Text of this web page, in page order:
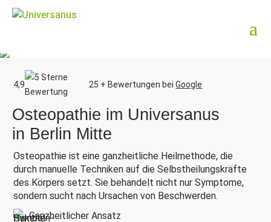
4,9 25 + Bewertungen beiGoogle
Osteopathie im Universanus
in Berlin Mitte
Osteopathie ist eine ganzheitliche Heilmethode, die
durch manuelle Techniken auf die Selbstheilungskräfte
des Körpers setzt. Sie behandelt nicht nur Symptome,
sondern sucht nach Ursachen von Beschwerden.
Ganzheitlicher Ansatz